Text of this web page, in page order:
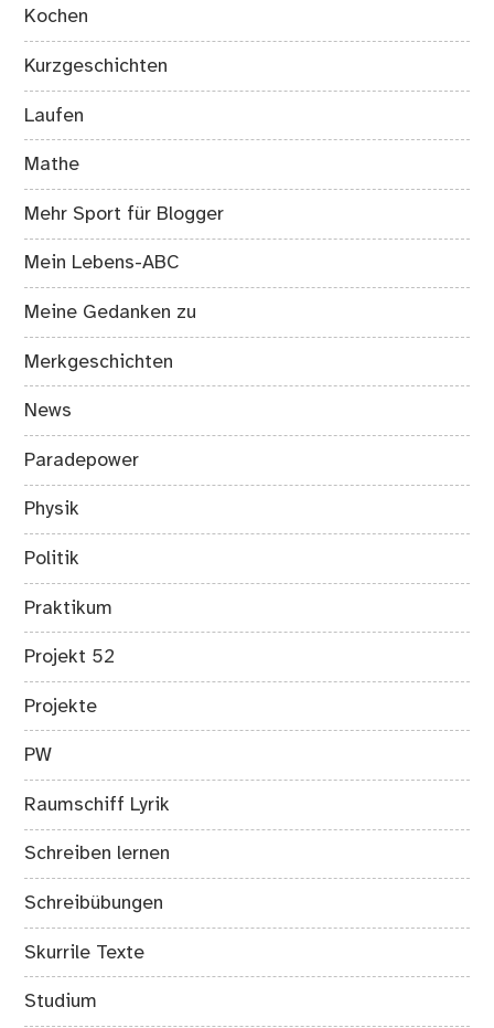
Kochen
Kurzgeschichten
Laufen
Mathe
Mehr Sport für Blogger
Mein Lebens-ABC
Meine Gedanken zu
Merkgeschichten
News
Paradepower
Physik
Politik
Praktikum
Projekt 52
Projekte
PW
Raumschiff Lyrik
Schreiben lernen
Schreibübungen
Skurrile Texte
Studium